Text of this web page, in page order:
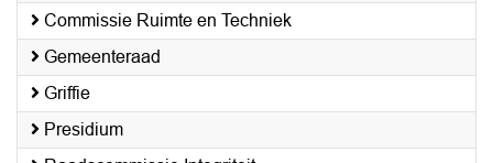
Commissie Ruimte en Techniek
Gemeenteraad
Griffie
Presidium